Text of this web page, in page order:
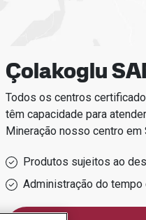
Çolakoglu
Todos os centros
têm capacidade para
Mineração nosso centro em
Produtos sujeitos ao
Administração do